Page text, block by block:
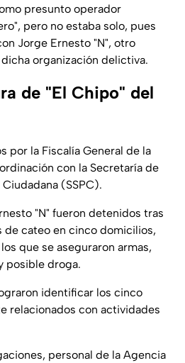
presunto operador
pero no estaba solo, pues
Jorge Ernesto "N", otro
organización delictiva.
de "El Chipo" del
por la Fiscalía General de la
con la Secretaría de
(SSPC).
"N" fueron detenidos tras
de cateo en cinco domicilios,
que se aseguraron armas,
posible droga.
identificar los cinco
relacionados con actividades
personal de la Agencia